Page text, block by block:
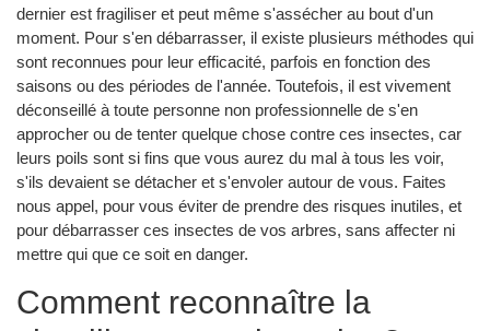
dernier est fragiliser et peut même s'assécher au bout d'un
moment. Pour s'en débarrasser, il existe plusieurs méthodes qui
sont reconnues pour leur efficacité, parfois en fonction des
saisons ou des périodes de l'année. Toutefois, il est vivement
déconseillé à toute personne non professionnelle de s'en
approcher ou de tenter quelque chose contre ces insectes, car
leurs poils sont si fins que vous aurez du mal à tous les voir,
s'ils devaient se détacher et s'envoler autour de vous. Faites
nous appel, pour vous éviter de prendre des risques inutiles, et
pour débarrasser ces insectes de vos arbres, sans affecter ni
mettre qui que ce soit en danger.
Comment reconnaître la